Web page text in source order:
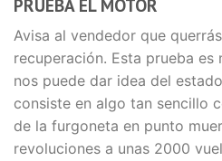
PRUEBA EL MOTOR
Avisa al vendedor que
recuperación. Esta prueba es
nos puede dar idea del
consiste en algo tan sencillo
de la furgoneta en punto
revoluciones a unas 2000